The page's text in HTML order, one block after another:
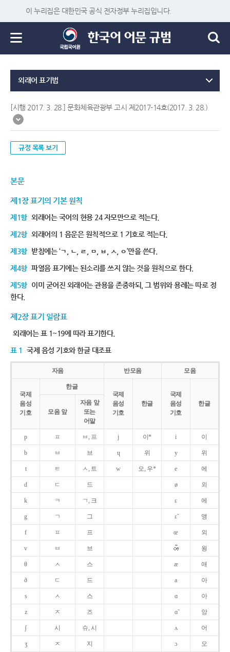
이 누리집은 대한민국 공식 전자정부 누리집입니다.
외래어 표기법
[시행 2017. 3. 28.] 문화체육관광부 고시 제2017-14호(2017. 3. 28.)
규정 목록 보기
본문
제1장 표기의 기본 원칙
제1항 외래어는 국어의 현용 24 자모만으로 적는다.
제2항 외래어의 1 음운은 원칙적으로 1 기호로 적는다.
제3항 받침에는 ‘ㄱ, ㄴ, ㄹ, ㅁ, ㅂ, ㅅ, ㅇ’만을 쓴다.
제4항 파열음 표기에는 된소리를 쓰지 않는 것을 원칙으로 한다.
제5항 이미 굳어진 외래어는 관용을 존중하되, 그 범위와 용례는 따로 정
한다.
제2장 표기 일람표
외래어는 표 1~19에 따라 표기한다.
표 1 국제 음성 기호와 한글 대조표
자음 반모음 모음
국제
음성
기호
한글
국제
음성
기호
한글
국제
음성
기호
한글
모음 앞
자음 앞
또는
어말
p ㅍ ㅂ, 프 j 이* i 이
b ㅂ 브 ɥ 위 y 위
t ㅌ ㅅ, 트 w 오, 우* e 에
d ㄷ 드 ø 외
k ㅋ ㄱ, 크 ɛ 에
g ㄱ 그 ɛ̃ 앵
f ㅍ 프 œ 외
v ㅂ 브 욍
θ ㅅ 스 æ 애
ð ㄷ 드 a 아
s ㅅ 스 ɑ 아
z ㅈ 즈 ɑ̃ 앙
ʃ 시 슈, 시 ʌ 어
ʒ ㅈ 지 ɔ 오